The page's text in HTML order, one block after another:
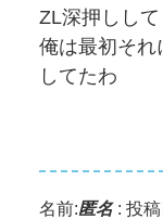
ZL深押しし
俺は最初それ
してたわ
名前:匿名: 投